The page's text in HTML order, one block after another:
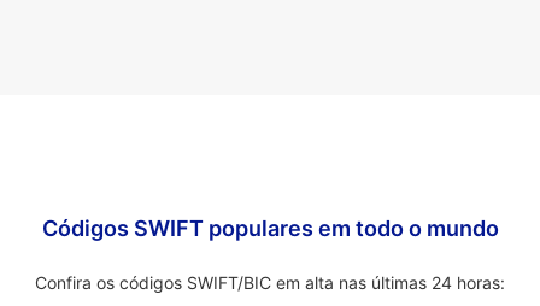
Códigos SWIFT populares em todo o mundo
Confira os códigos SWIFT/BIC em alta nas últimas 24 horas: